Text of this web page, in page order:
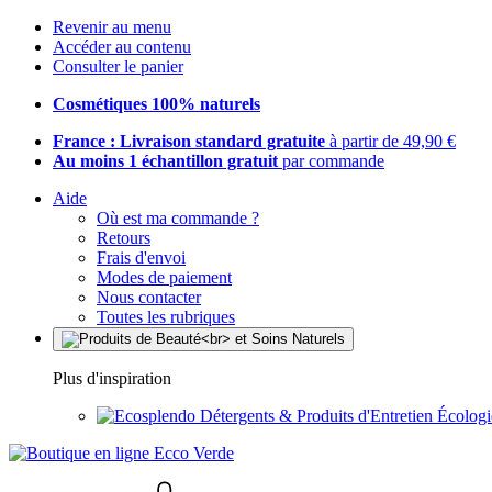
Revenir au menu
Accéder au contenu
Consulter le panier
Cosmétiques 100% naturels
France : Livraison standard gratuite à partir de 49,90 €
Au moins 1 échantillon gratuit par commande
Aide
Où est ma commande ?
Retours
Frais d'envoi
Modes de paiement
Nous contacter
Toutes les rubriques
Plus d'inspiration
Détergents & Produits d'Entretien